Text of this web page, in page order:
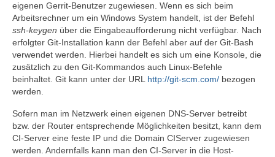
eigenen Gerrit-Benutzer zugewiesen. Wenn es sich beim
Arbeitsrechner um ein Windows System handelt, ist der Befehl
ssh-keygen über die Eingabeaufforderung nicht verfügbar. Nach
erfolgter Git-Installation kann der Befehl aber auf der Git-Bash
verwendet werden. Hierbei handelt es sich um eine Konsole, die
zusätzlich zu den Git-Kommandos auch Linux-Befehle
beinhaltet. Git kann unter der URL http://git-scm.com/ bezogen
werden.
Sofern man im Netzwerk einen eigenen DNS-Server betreibt
bzw. der Router entsprechende Möglichkeiten besitzt, kann dem
CI-Server eine feste IP und die Domain CIServer zugewiesen
werden. Andernfalls kann man den CI-Server in die Host-